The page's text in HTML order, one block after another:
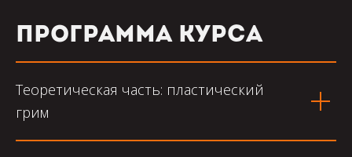
Программа курса
Теоретическая часть: пластический
грим